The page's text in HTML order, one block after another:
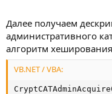
Далее получаем
административного
алгоритм
VB.NET / VBA: